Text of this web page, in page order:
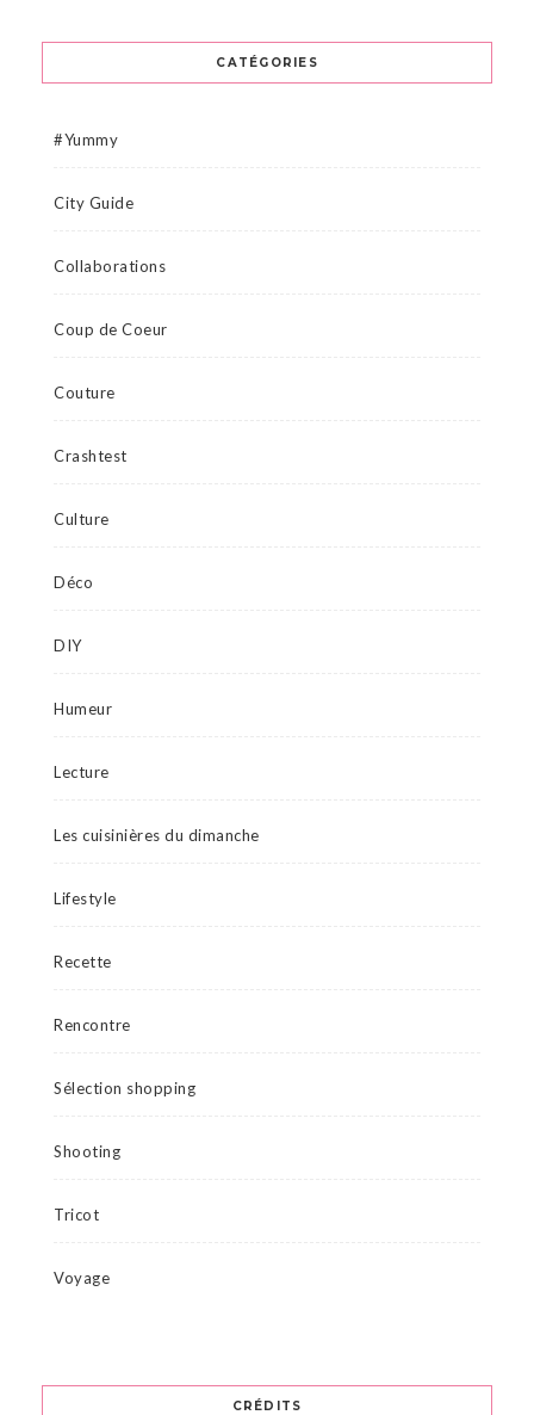
CATÉGORIES
#Yummy
City Guide
Collaborations
Coup de Coeur
Couture
Crashtest
Culture
Déco
DIY
Humeur
Lecture
Les cuisinières du dimanche
Lifestyle
Recette
Rencontre
Sélection shopping
Shooting
Tricot
Voyage
CRÉDITS